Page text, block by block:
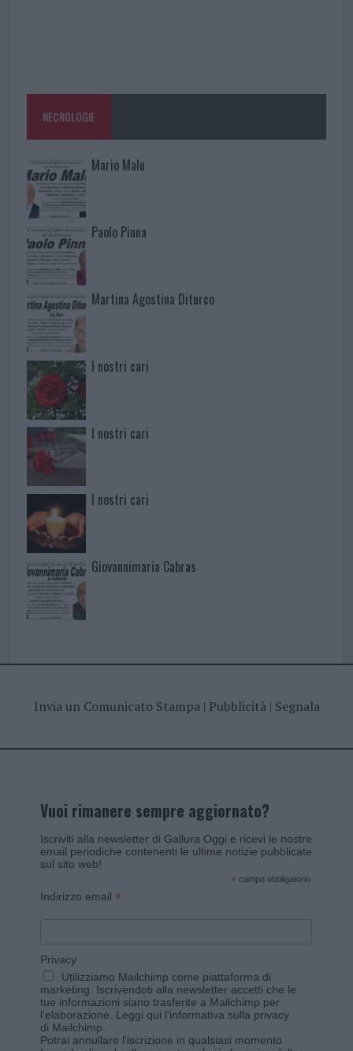
NECROLOGIE
Mario Malu
Paolo Pinna
Martina Agostina Diturco
I nostri cari
I nostri cari
I nostri cari
Giovannimaria Cabras
Invia un Comunicato Stampa| Pubblicità| Segnala
Vuoi rimanere sempre aggiornato?
Iscriviti alla newsletter di Gallura Oggi e ricevi le nostre
email periodiche contenenti le ultime notizie pubblicate
sul sito web!
* campo obbligatorio
Indirizzo email *
Privacy
Utilizziamo Mailchimp come piattaforma di
marketing. Iscrivendoti alla newsletter accetti che le
tue informazioni siano trasferite a Mailchimp per
l'elaborazione. Leggi qui l'informativa sulla privacy
di Mailchimp
Potrai annullare l'iscrizione in qualsiasi momento